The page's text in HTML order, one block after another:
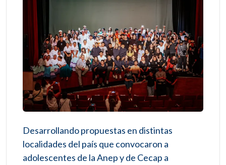
Desarrollando propuestas en distintas
localidades del país que convocaron a
adolescentes de la Anep y de Cecap a